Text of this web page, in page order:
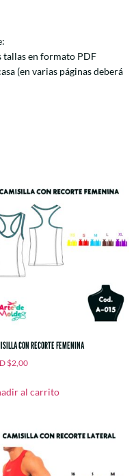
en formato PDF
(en varias páginas deberá
CON RECORTE FEMENINA
$2,00
al carrito